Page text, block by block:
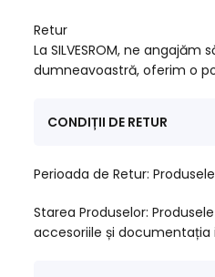
Retur
La SILVESROM, ne
dumneavoastră, oferim o
CONDIȚII DE RETUR
Perioada de Retur:
Starea Produselor:
accesoriile și documentația